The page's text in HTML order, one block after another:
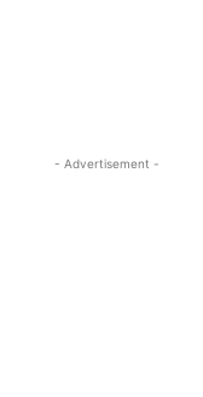
- Advertisement -